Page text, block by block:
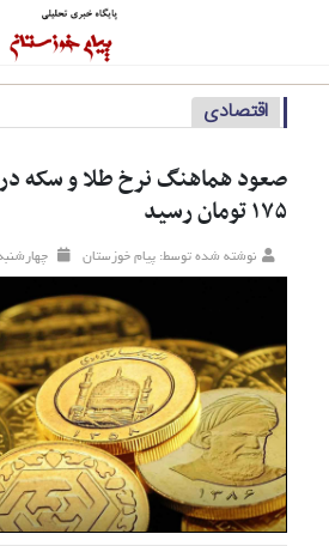
اقتصادی
صعود هماهنگ نرخ طلا و سکه در
۱۷۵ تومان رسید
نوشته شده توسط: پیام خوزستان چهارشنبه ۱۰ تير